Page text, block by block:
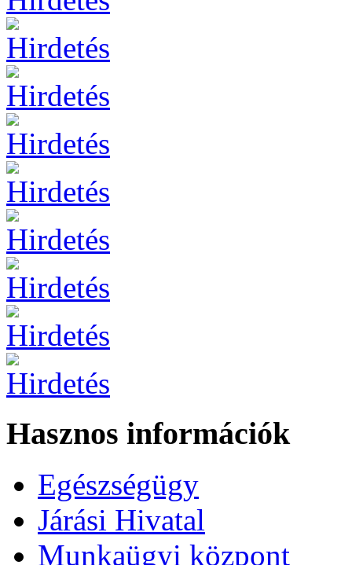
Hasznos információk
Egészségügy
Járási Hivatal
Munkaügyi központ